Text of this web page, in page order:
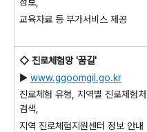
정보,
교육자료 등 부가서비스 제공
◇ 진로체험망 '꿈길'
▶ www.ggoomgil.go.kr
진로체험 유형, 지역별 진로체험처
검색,
지역 진로체험지원센터 정보 안내